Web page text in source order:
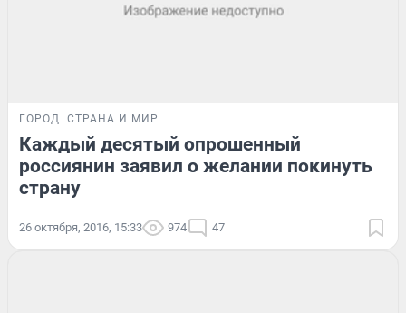
ГОРОД СТРАНА И МИР
Каждый десятый опрошенный
россиянин заявил о желании покинуть
страну
26 октября, 2016, 15:33 974 47